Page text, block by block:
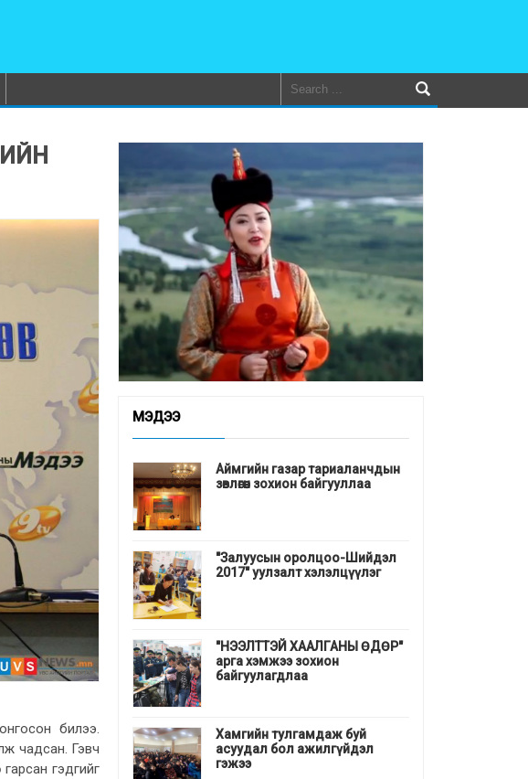
МЭДЭЭ
Аймгийн газар тариаланчдын
зөвлөгөөн зохион байгууллаа
"Залуусын оролцоо-Шийдэл
2017" уулзалт хэлэлцүүлэг
"НЭЭЛТТЭЙ ХААЛГАНЫ ӨДӨР"
арга хэмжээ зохион
байгуулагдлаа
Хамгийн тулгамдаж буй
асуудал бол ажилгүйдэл
гэжээ
билээ.
чадсан. Гэвч
гэдгийг